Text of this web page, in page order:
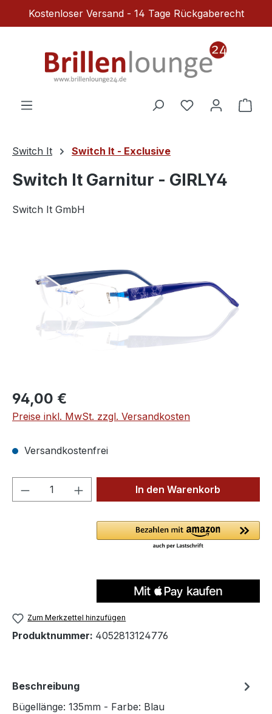
Zum Hauptinhalt springen
Kostenloser Versand - 14 Tage Rückgaberecht
Du hast 0
Switch It Switch It - Exclusive
Switch It Garnitur - GIRLY4
Switch It GmbH
Regulärer Preis:
94,00 €
Preise inkl. MwSt. zzgl. Versandkosten
Versandkostenfrei
Produkt Anzahl: Gib denIn den Warenkorb
Zum Merkzettel hinzufügen
Produktnummer: 4052813124776
Beschreibung
Bügellänge: 135mm - Farbe: Blau